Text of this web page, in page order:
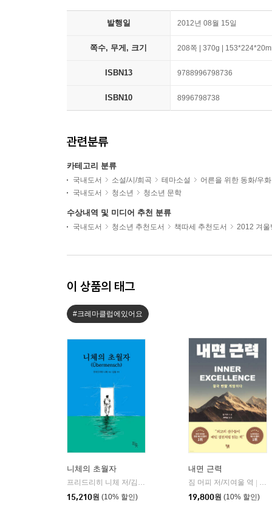
발행일 2012년 08월 15일
쪽수, 무게, 크기 208쪽 | 370g |
ISBN13 9788996798736
ISBN10 8996798738
관련분류
카테고리 분류
국내도서 소설/시/희곡 테마소설
어른을 위한 동화/우화
국내도서
청소년 청소년 문학
수상내역 및 미디어 추천 분류
국내도서 청소년 추천도서 책따세 추천도서 2012 겨울
이 상품의 태그
#크레마클럽에있어요
니체의 초월자
프리드리히 니체 저/김철 편역
15,210원 (10% 할인)
내면 근력
짐 머피 저/지여울 역
윌
19,800원 (10% 할인)